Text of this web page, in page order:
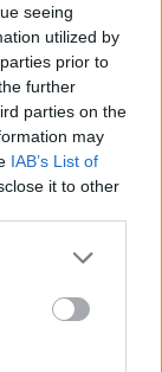
seeing
utilized by
prior to
further
parties on the
may
IAB’s List of
it to other